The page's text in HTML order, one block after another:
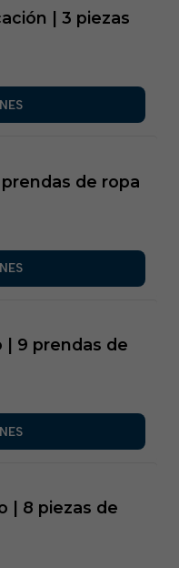
| 3 piezas
de ropa
| 9 prendas de
| 8 piezas de